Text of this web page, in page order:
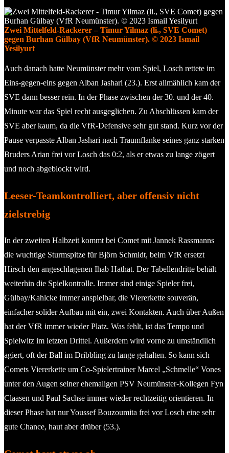
Zwei Mittelfeld-Rackerer – Timur Yilmaz (li., SVE Comet)
gegen Burhan Gülbay (VfR Neumünster). © 2023 Ismail
Yesilyurt
Auch danach hatte Neumünster mehr vom Spiel, Losch rettete im
Eins-gegen-eins gegen Alban Jashari (23.). Erst allmählich kam der
SVE dann besser rein. In der Phase zwischen der 30. und der 40.
Minute war das Spiel recht ausgeglichen. Zu Abschlüssen kam der
SVE aber kaum, da die VfR-Defensive sehr gut stand. Kurz vor der
Pause verpasste Alban Jashari nach Traumflanke seines ganz starken
Bruders Arian frei vor Losch das 0:2, als er etwas zu lange zögert
und noch abgeblockt wird.
Leeser-Teamkontrolliert, aber offensiv nicht
zielstrebig
In der zweiten Halbzeit kommt bei Comet mit Jannek Rassmanns
die wuchtige Sturmspitze für Björn Schmidt, beim VfR ersetzt
Hirsch den angeschlagenen Ihab Hathat. Der Tabellendritte behält
weiterhin die Spielkontrolle. Immer sind einige Spieler frei,
Gülbay/Kahlcke immer anspielbar, die Viererkette souverän,
einfacher solider Aufbau mit ein, zwei Kontakten. Auch über Außen
hat der VfR immer wieder Platz. Was fehlt, ist das Tempo und
Spielwitz im letzten Drittel. Außerdem wird vorne zu umständlich
agiert, oft der Ball im Dribbling zu lange gehalten. So kann sich
Comets Viererkette um Co-Spielertrainer Marcel „Schmelle“ Vones
unter den Augen seiner ehemaligen PSV Neumünster-Kollegen Fyn
Claasen und Paul Sachse immer wieder rechtzeitig orientieren. In
dieser Phase hat nur Youssef Bouzoumita frei vor Losch eine sehr
gute Chance, haut aber drüber (53.).